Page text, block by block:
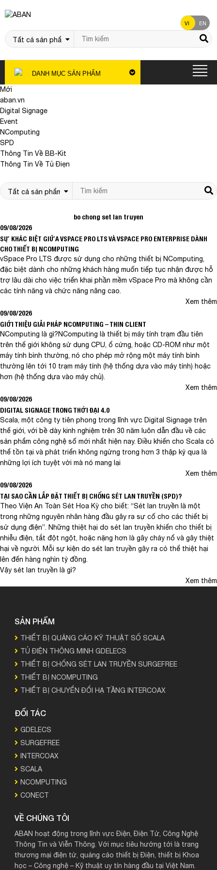
VI EN
DANH MỤC SẢN PHẨM
Mới
aban.vn
Digital Signage
Event
NComputing
SPD
Thông Tin Về BB-Kit
Thông Tin Về Tủ Điẹn
bo chong set lan truyen
09/08/2026
SỰ KHÁC BIỆT GIỮA VSPACE PRO LTS VÀ VSPACE PRO ENTERPRISE DÀNH
CHO THIẾT BỊ NCOMPUTING
vSpace Pro LTS được sử dụng cho những thiết bị NComputing,
đặc biệt dành cho những khách hàng muốn tiếp tục nhận được hỗ
trợ lâu dài cho việc triển khai phần mềm vSpace Pro mà không cần
các tính năng và chức năng nâng cao.
Xem thêm
09/08/2026
GIỚI THIỆU GIẢI PHÁP NCOMPUTING – THIN CLIENT
NComputing là gì?NComputing là thiết bị máy tính trạm đầu tiên
trên thế giới không sử dụng CPU, ổ cứng, hoặc CD-ROM như một
máy tính bình thường, nó cho phép mở rộng một máy tính bình
thường lên tới 10 trạm máy tính (hệ thống dựa vào máy tính) hoặc
hơn (hệ thống dựa vào máy chủ).
Xem thêm
09/08/2026
DIGITAL SIGNAGE TRONG THỜI ĐẠI 4.0
Scala, một công ty tiên phong trong lĩnh vực Digital Signage trên
thế giới, với bề dày kinh nghiệm trên 30 năm luôn dẫn đầu về các
sản phẩm công nghệ số mới nhất hiện nay. Điều khiến cho Scala có
thể tồn tại và phát triển không ngừng trong hơn 3 thập kỷ qua là
những lợi ích tuyệt vời mà nó mang lại
Xem thêm
09/08/2026
TẠI SAO CẦN LẮP ĐẶT THIẾT BỊ CHỐNG SÉT LAN TRUYỀN (SPD)?
Theo Viện An Toàn Sét Hoa Kỳ cho biết: “Sét lan truyền là một
trong những nguyên nhân hàng đầu gây ra sự cố cho các thiết bị
sử dụng điện”. Những thiệt hại do sét lan truyền khiến cho thiết bị
nhiễu điện, tắt đột ngột, hoặc nặng hơn là gây cháy nổ và gây thiệt
hại về người. Mỗi sự kiện do sét lan truyền gây ra có thể thiệt hại
lên đến hàng nghìn tỷ đồng.
Vậy sét lan truyền là gì?
Xem thêm
SẢN PHẨM
THIẾT BỊ QUẢNG CÁO KỸ THUẬT SỐ SCALA
TỦ ĐIỆN THÔNG MINH GDELECS
THIẾT BỊ CHỐNG SÉT LAN TRUYỀN SURGEFREE
THIẾT BỊ NCOMPUTING
THIẾT BỊ CHUYỂN ĐỔI HẠ TẦNG INTERCOAX
ĐỐI TÁC
GDELECS
SURGEFREE
INTERCOAX
SCALA
NCOMPUTING
CONECT
VỀ CHÚNG TÔI
ABAN hoạt động trong lĩnh vực Điện, Điện Tử, Công Nghệ
Thông Tin và Viễn Thông. Với mục tiêu hướng tới là trang
thương mại điện tử, quảng cáo thiết bị Điện, thiết bị Khoa
học – Công nghệ – Kỹ thuật uy tín hàng đầu tại Việt Nam.